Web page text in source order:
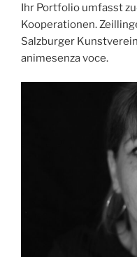
Ihr Portfolio umfasst
Kooperationen.
Salzburger
animesenza voce.